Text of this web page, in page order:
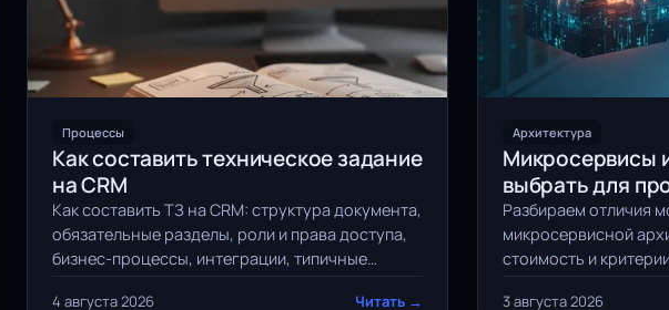
Процессы
Как составить техническое задание
на CRM
Как составить ТЗ на CRM: структура документа,
обязательные разделы, роли и права доступа,
бизнес-процессы, интеграции, типичные
ошибки и готовый чек-лист для заказчика.
4 августа 2026 Читать →
Архитектура
Микросервисы
выбрать для
Разбираем отличия
микросервисной
стоимость и
проект — с таблицей
3 августа 2026